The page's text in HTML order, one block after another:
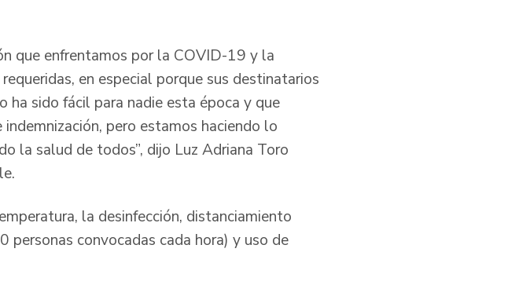
que enfrentamos por la COVID-19 y la
en especial porque sus destinatarios
ha sido fácil para nadie esta época y que
pero estamos haciendo lo
la salud de todos”, dijo Luz Adriana Toro
la desinfección, distanciamiento
convocadas cada hora) y uso de